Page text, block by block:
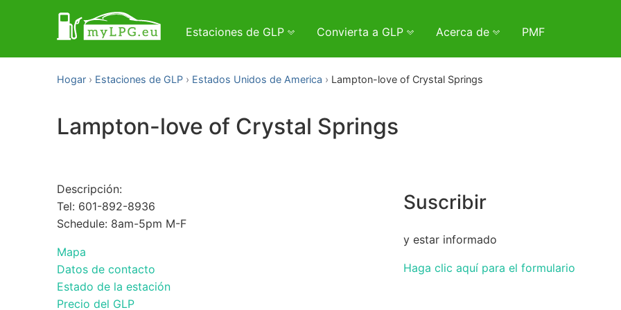
Estaciones de GLP Convierta a GLP Acerca de PMF
Hogar Estaciones de GLP Estados Unidos de America Lampton-love of Crystal Springs
Lampton-love of Crystal Springs
Descripción:
Tel: 601-892-8936
Schedule: 8am-5pm M-F
Mapa
Datos de contacto
Estado de la estación
Precio del GLP
Suscribir
y estar informado
Haga clic aquí para el formulario